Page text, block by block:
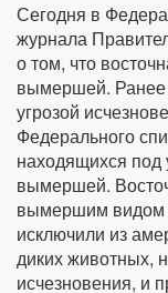
Сегодня в
журнала
о том, что
вымершей. Ранее
угрозой
Федерального
находящихся под
вымершей.
вымершим видом
исключили из
диких животных,
исчезновения, и